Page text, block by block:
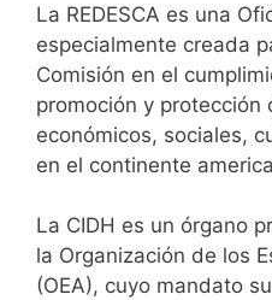
La REDESCA es una
especialmente creada
Comisión en el
promoción y protección
económicos, sociales,
en el continente
La CIDH es un órgano
la Organización de los
(OEA), cuyo mandato